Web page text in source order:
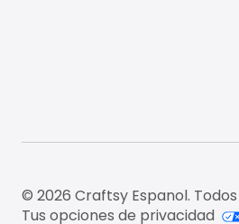
© 2026 Craftsy Espanol.
Tus opciones de privacidad